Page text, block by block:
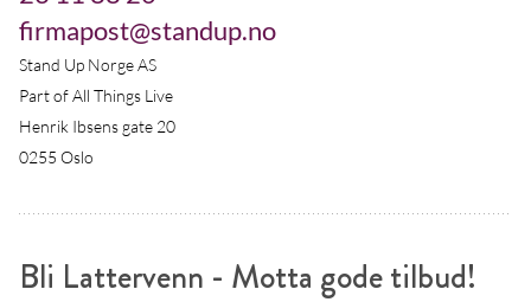
firmapost@standup.no
Stand Up Norge AS
Part of All Things Live
Henrik Ibsens gate 20
0255 Oslo
Bli Lattervenn - Motta gode tilbud!